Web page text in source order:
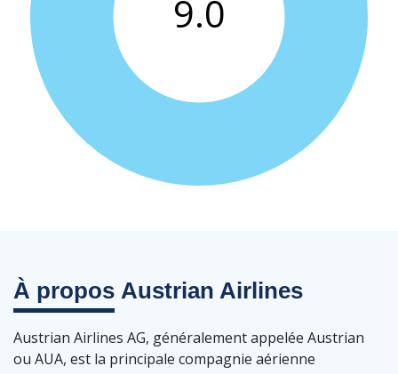
À propos Austrian Airlines
Austrian Airlines AG, généralement appelée Austrian
ou AUA, est la principale compagnie aérienne